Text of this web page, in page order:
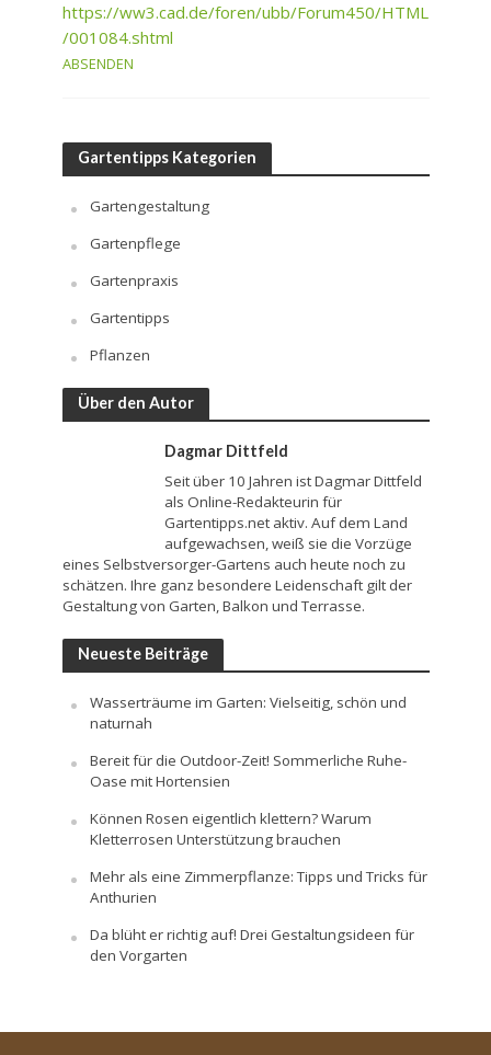
https://ww3.cad.de/foren/ubb/Forum450/HTML
/001084.shtml
ABSENDEN
Gartentipps Kategorien
Gartengestaltung
Gartenpflege
Gartenpraxis
Gartentipps
Pflanzen
Über den Autor
Dagmar Dittfeld
Seit über 10 Jahren ist Dagmar Dittfeld
als Online-Redakteurin für
Gartentipps.net aktiv. Auf dem Land
aufgewachsen, weiß sie die Vorzüge
eines Selbstversorger-Gartens auch heute noch zu
schätzen. Ihre ganz besondere Leidenschaft gilt der
Gestaltung von Garten, Balkon und Terrasse.
Neueste Beiträge
Wasserträume im Garten: Vielseitig, schön und
naturnah
Bereit für die Outdoor-Zeit! Sommerliche Ruhe-
Oase mit Hortensien
Können Rosen eigentlich klettern? Warum
Kletterrosen Unterstützung brauchen
Mehr als eine Zimmerpflanze: Tipps und Tricks für
Anthurien
Da blüht er richtig auf! Drei Gestaltungsideen für
den Vorgarten